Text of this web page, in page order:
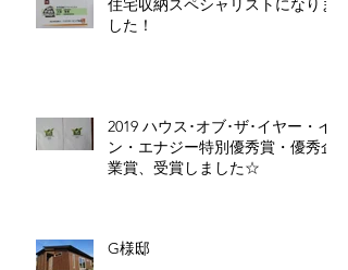
住宅収納スペシャリストになりま
した！
2019 ハウス･オブ･ザ･イヤー・イ
ン・エナジー特別優秀賞・優秀企
業賞、受賞しました☆
G様邸